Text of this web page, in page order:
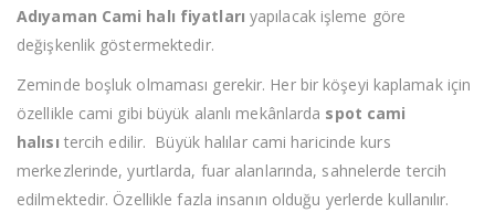
Adıyaman Cami halı fiyatları yapılacak işleme göre
değişkenlik göstermektedir.
Zeminde boşluk olmaması gerekir. Her bir köşeyi kaplamak için
özellikle cami gibi büyük alanlı mekânlarda spot cami
halısı tercih edilir. Büyük halılar cami haricinde kurs
merkezlerinde, yurtlarda, fuar alanlarında, sahnelerde tercih
edilmektedir. Özellikle fazla insanın olduğu yerlerde kullanılır.